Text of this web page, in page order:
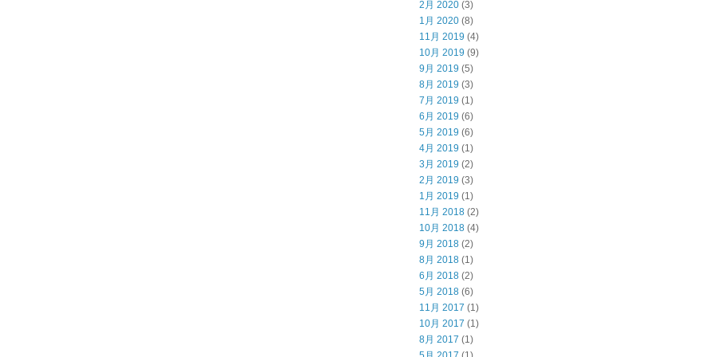
2月 2020 (3)
1月 2020 (8)
11月 2019 (4)
10月 2019 (9)
9月 2019 (5)
8月 2019 (3)
7月 2019 (1)
6月 2019 (6)
5月 2019 (6)
4月 2019 (1)
3月 2019 (2)
2月 2019 (3)
1月 2019 (1)
11月 2018 (2)
10月 2018 (4)
9月 2018 (2)
8月 2018 (1)
6月 2018 (2)
5月 2018 (6)
11月 2017 (1)
10月 2017 (1)
8月 2017 (1)